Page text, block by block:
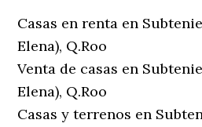
Casas en renta en
Elena), Q.Roo
Venta de casas en
Elena), Q.Roo
Casas y terrenos en